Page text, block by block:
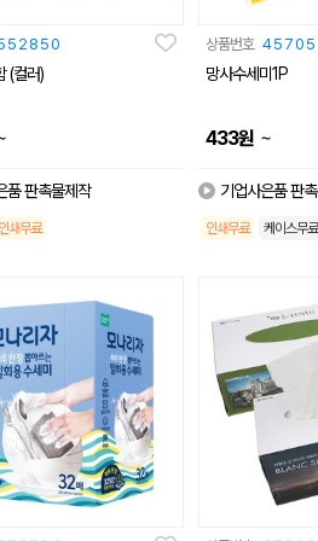
(컬러)
품 판촉물제작
인쇄무료
상품번호
망사수세미1P
433원 ~
기업사은품 판
인쇄무료 케이스무료